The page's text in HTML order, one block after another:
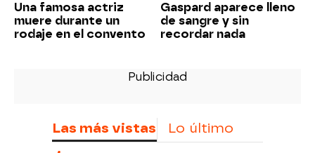
Una famosa actriz
muere durante un
rodaje en el convento
Gaspard aparece lleno
de sangre y sin
recordar nada
Las más vistas Lo último